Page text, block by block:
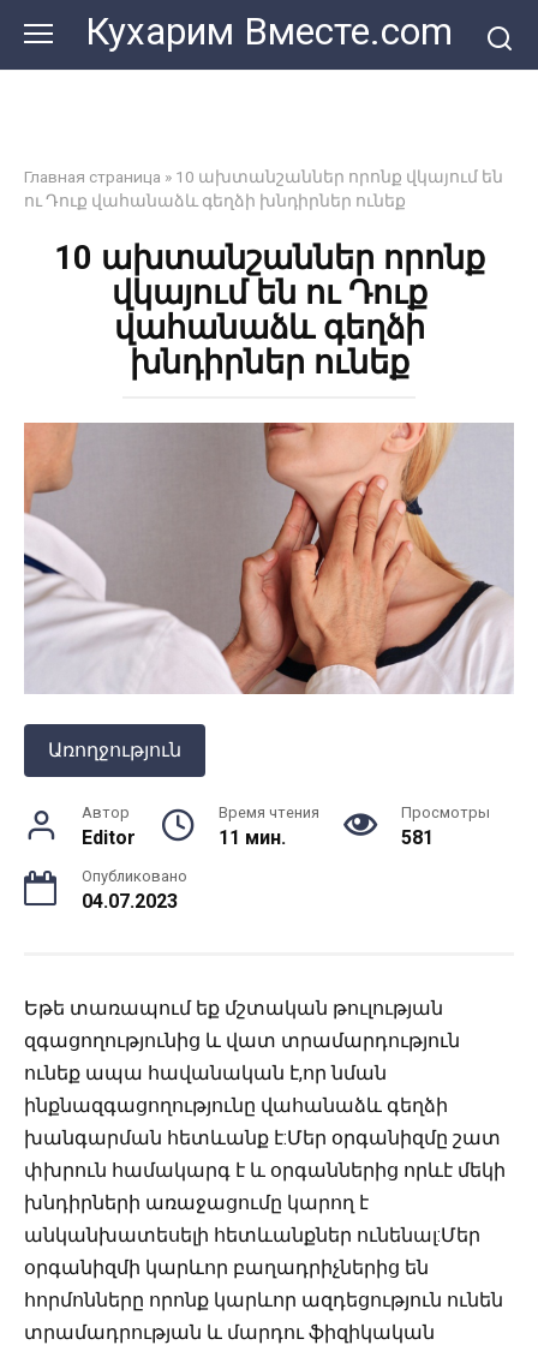
контенту
Кухарим Вместе.com
Главная страница » 10 ախտանշաններ որոնք վկայում են
ու Դուք վահանաձև գեղձի խնդիրներ ունեք
10 ախտանշաններ որոնք
վկայում են ու Դուք
վահանաձև գեղձի
խնդիրներ ունեք
Առողջություն
Автор
Editor
Время чтения
11 мин.
Просмотры
581
Опубликовано
04.07.2023
Եթե տառապում եք մշտական թուլության
զգացողությունից և վատ տրամարդություն
ունեք ապա հավանական է,որ նման
ինքնազգացողությունը վահանաձև գեղձի
խանգարման հետևանք է:Մեր օրգանիզմը շատ
փխրուն համակարգ է և օրգաններից որևէ մեկի
խնդիրների առաջացումը կարող է
անկանխատեսելի հետևանքներ ունենալ:Մեր
օրգանիզմի կարևոր բաղադրիչներից են
հորմոնները որոնք կարևոր ազդեցություն ունեն
տրամադրության և մարդու ֆիզիկական